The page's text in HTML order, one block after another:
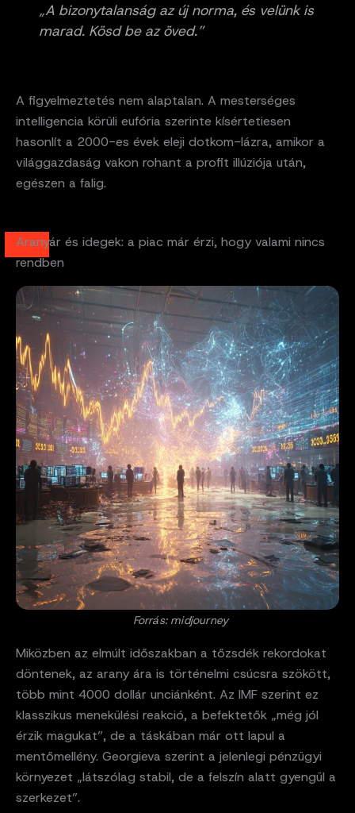
„A bizonytalanság az új norma, és velünk is
marad. Kösd be az öved.”
A figyelmeztetés nem alaptalan. A mesterséges
intelligencia körüli eufória szerinte kísértetiesen
hasonlít a 2000-es évek eleji dotkom-lázra, amikor a
világgazdaság vakon rohant a profit illúziója után,
egészen a falig.
Aranyár és idegek: a piac már érzi, hogy valami nincs
rendben
Forrás: midjourney
Miközben az elmúlt időszakban a tőzsdék rekordokat
döntenek, az arany ára is történelmi csúcsra szökött,
több mint 4000 dollár unciánként. Az IMF szerint ez
klasszikus menekülési reakció, a befektetők „még jól
érzik magukat”, de a táskában már ott lapul a
mentőmellény. Georgieva szerint a jelenlegi pénzügyi
környezet „látszólag stabil, de a felszín alatt gyengül a
szerkezet”.